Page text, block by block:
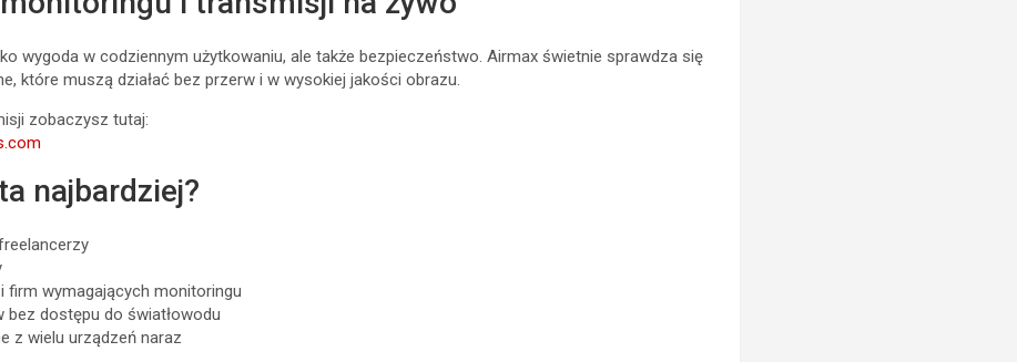
wygoda w codziennym użytkowaniu, ale także bezpieczeństwo. Airmax świetnie sprawdza się
które muszą działać bez przerw i w wysokiej jakości obrazu.
zobaczysz tutaj:
najbardziej?
firm wymagających monitoringu
bez dostępu do światłowodu
z wielu urządzeń naraz